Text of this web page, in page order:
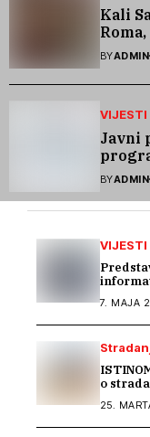
Kali
BYADMIN
VIJESTI
Javni
BYADMIN
VIJESTI
7. MAJA
o
25.